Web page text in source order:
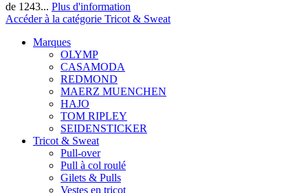
de 1243... Plus d'information
Accéder à la catégorie Tricot & Sweat
Marques
OLYMP
CASAMODA
REDMOND
MAERZ MUENCHEN
HAJO
TOM RIPLEY
SEIDENSTICKER
Tricot & Sweat
Pull-over
Pull à col roulé
Gilets & Pulls
Vestes en tricot